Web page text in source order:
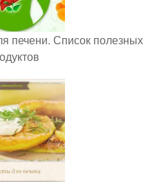
печени. Список полезных